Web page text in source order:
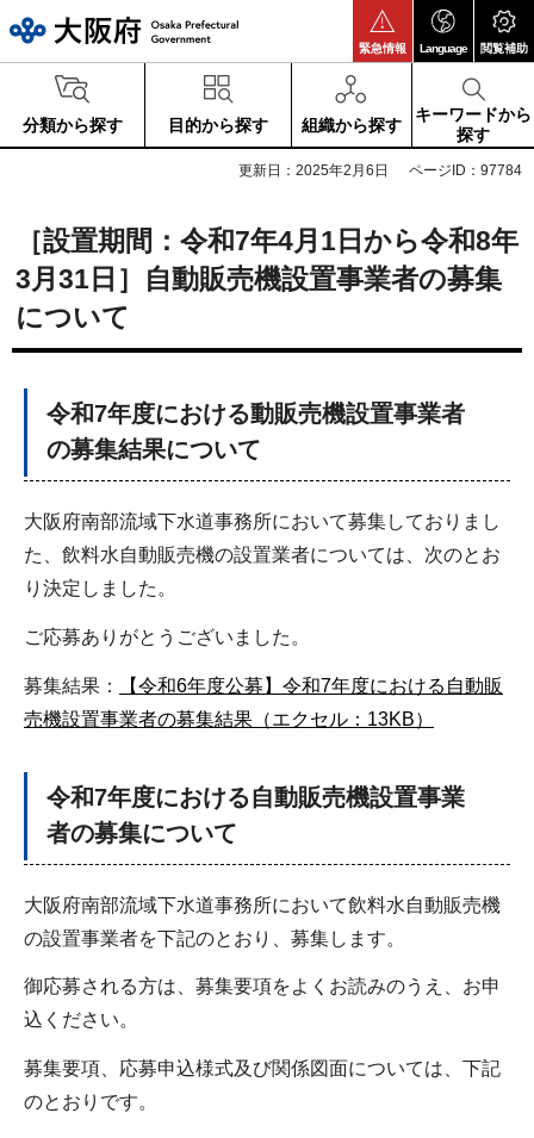
緊急情報 Language 閲覧補助
分類から探す 目的から探す 組織から探す
キーワードから
探す
更新日：2025年2月6日 ページID：97784
［設置期間：令和7年4月1日から令和8年
3月31日］自動販売機設置事業者の募集
について
令和7年度における動販売機設置事業者
の募集結果について
大阪府南部流域下水道事務所において募集しておりまし
た、飲料水自動販売機の設置業者については、次のとお
り決定しました。
ご応募ありがとうございました。
募集結果：
【令和6年度公募】令和7年度における自動販
売機設置事業者の募集結果（エクセル：13KB）
令和7年度における自動販売機設置事業
者の募集について
大阪府南部流域下水道事務所において飲料水自動販売機
の設置事業者を下記のとおり、募集します。
御応募される方は、募集要項をよくお読みのうえ、お申
込ください。
募集要項、応募申込様式及び関係図面については、下記
のとおりです。